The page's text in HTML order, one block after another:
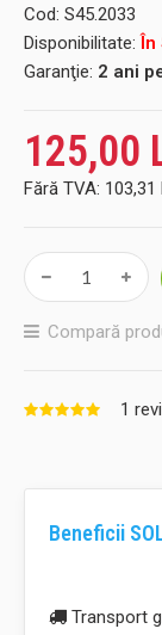
Cod: S45.2033
Disponibilitate: În
Garanţie: 2 ani
125,00
Fără TVA: 103,31
Compară
1
Beneficii
Transport